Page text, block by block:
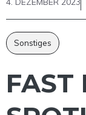
Sonstiges
FAST